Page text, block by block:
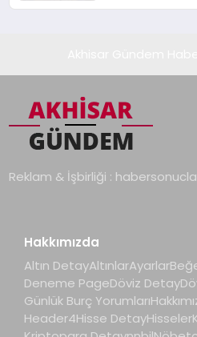
Reklam & İşbirliği :
Hakkımızda
Altın DetayAltınlarAyarlar
Deneme PageDöviz Detay
Günlük Burç Yorumları
Header4Hisse DetayHisseler